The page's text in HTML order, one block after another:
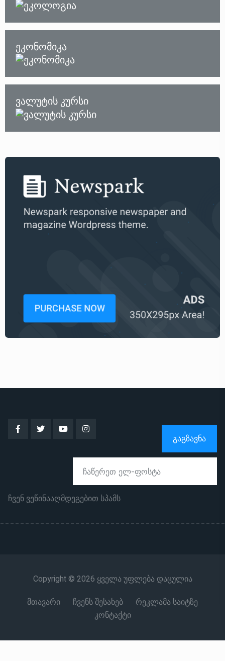
ეკონომიკა
ვალუტის კურსი
ᲒᲐᲒᲖᲐᲕᲜᲐ
ჩვენ ვეწინააღმდეგებით სპამს
Copyright © 2026 ყველა უფლება დაცულია
მთავარი
ჩვენს შესახებ
რეკლამა საიტზე
კონტაქტი